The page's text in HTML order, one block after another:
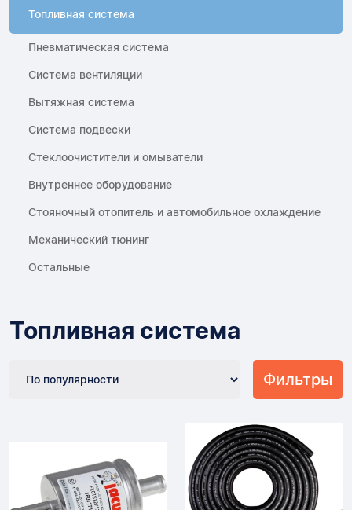
Топливная система
Пневматическая система
Система вентиляции
Вытяжная система
Система подвески
Стеклоочистители и омыватели
Внутреннее оборудование
Стояночный отопитель и автомобильное охлаждение
Механический тюнинг
Остальные
Топливная система
Фильтры